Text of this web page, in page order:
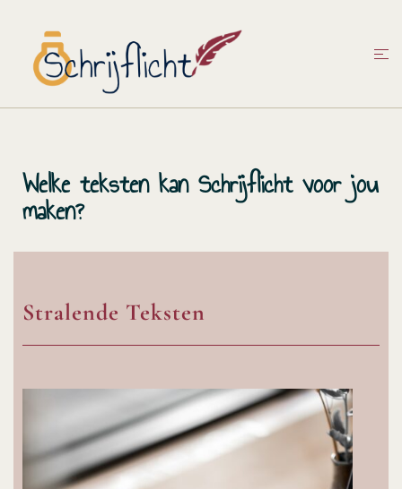
Welke teksten kan Schrijflicht voor jou
maken?
Stralende Teksten